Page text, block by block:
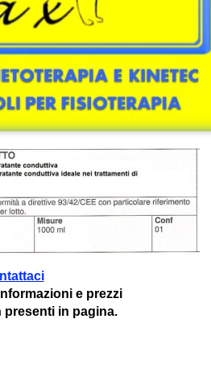
e prezzi
presenti in pagina.